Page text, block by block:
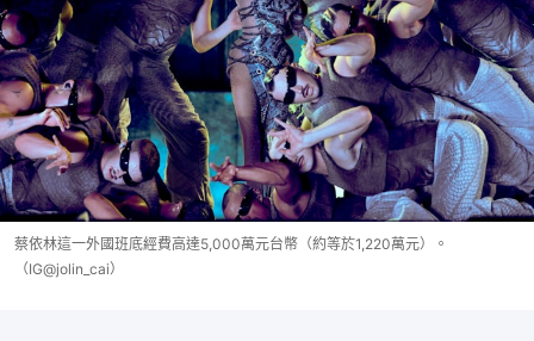
蔡依林這一外國班底經費高達5,000萬元台幣（約等於1,220萬元）。
（IG@jolin_cai）